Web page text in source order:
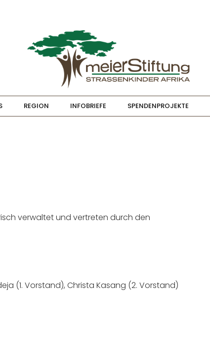
REGION INFOBRIEFE SPENDENPROJEKTE
verwaltet und vertreten durch den
(1. Vorstand), Christa Kasang (2. Vorstand)